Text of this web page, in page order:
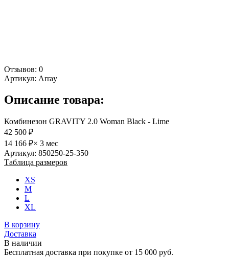
Отзывов: 0
Артикул: Array
Описание товара:
Комбинезон GRAVITY 2.0 Woman Black - Lime
42 500 ₽
14 166 ₽× 3 мес
Артикул: 850250-25-350
Таблица размеров
XS
M
L
XL
В корзину
Доставка
В наличии
Бесплатная доставка при покупке от 15 000 руб.